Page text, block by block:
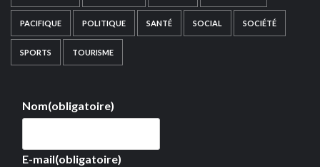
PACIFIQUE POLITIQUE SANTÉ SOCIAL SOCIÉTÉ
SPORTS TOURISME
Nom(obligatoire)
E-mail(obligatoire)